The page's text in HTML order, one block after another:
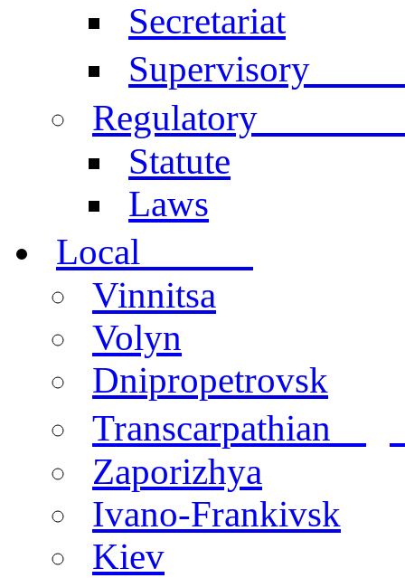
Secretariat
Supervisory
Regulatory
Statute
Laws
Local
Vinnitsa
Volyn
Dnipropetrovsk
Transcarpathian
Zaporizhya
Ivano-Frankivsk
Kiev